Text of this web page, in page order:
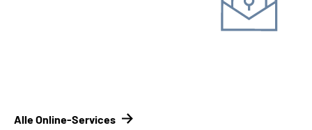
Alle Online-Services